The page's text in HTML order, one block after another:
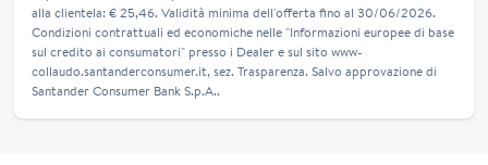
alla clientela: € 25,46. Validità minima dell'offerta fino al 30/06/2026.
Condizioni contrattuali ed economiche nelle "Informazioni europee di base
sul credito ai consumatori" presso i Dealer e sul sito www-
collaudo.santanderconsumer.it, sez. Trasparenza. Salvo approvazione di
Santander Consumer Bank S.p.A..